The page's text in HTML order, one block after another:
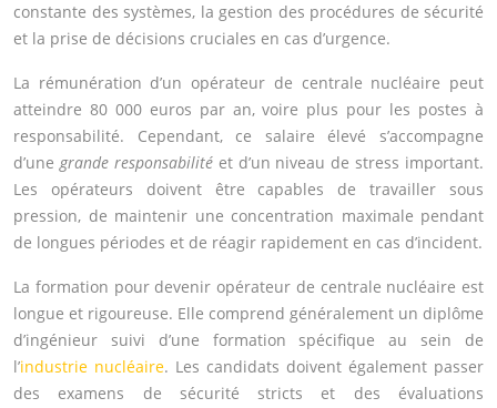
constante des systèmes, la gestion des procédures de sécurité
et la prise de décisions cruciales en cas d’urgence.
La rémunération d’un opérateur de centrale nucléaire peut
atteindre 80 000 euros par an, voire plus pour les postes à
responsabilité. Cependant, ce salaire élevé s’accompagne
d’unegrande responsabilitéet d’un niveau de stress important.
Les opérateurs doivent être capables de travailler sous
pression, de maintenir une concentration maximale pendant
de longues périodes et de réagir rapidement en cas d’incident.
La formation pour devenir opérateur de centrale nucléaire est
longue et rigoureuse. Elle comprend généralement un diplôme
d’ingénieur suivi d’une formation spécifique au sein de
l’industrie nucléaire. Les candidats doivent également passer
des examens de sécurité stricts et des évaluations